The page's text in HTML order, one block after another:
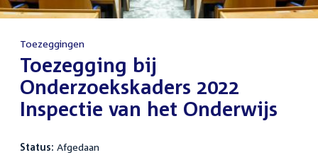
Toezeggingen
:Toezegging bij
Onderzoekskaders 2022
Inspectie van het Onderwijs
Status: Afgedaan